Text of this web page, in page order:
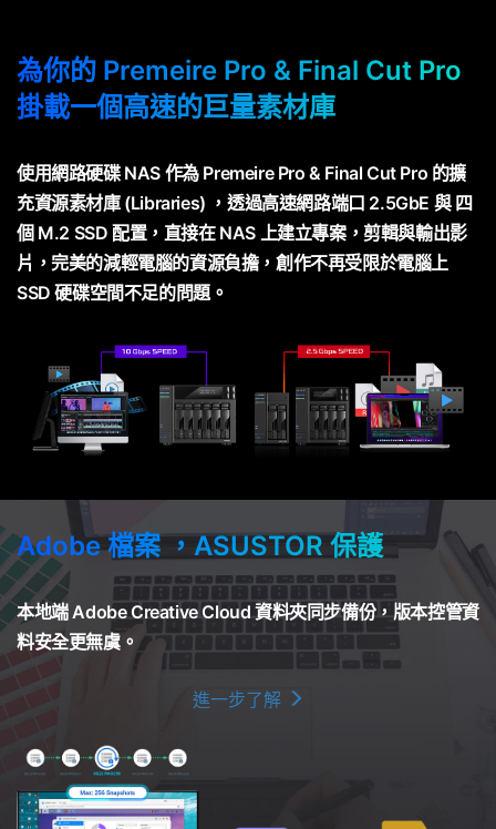
為你的 Premeire Pro & Final Cut Pro
掛載一個高速的巨量素材庫
使用網路硬碟 NAS 作為 Premeire Pro & Final Cut Pro 的擴
充資源素材庫 (Libraries) ，透過高速網路端口 2.5GbE 與 四
個 M.2 SSD 配置，直接在 NAS 上建立專案，剪輯與輸出影
片，完美的減輕電腦的資源負擔，創作不再受限於電腦上
SSD 硬碟空間不足的問題。
Adobe 檔案 ，ASUSTOR 保護
本地端 Adobe Creative Cloud 資料夾同步備份，版本控管資
料安全更無虞。
進一步了解